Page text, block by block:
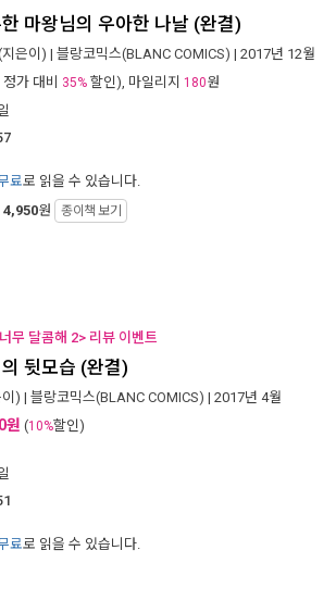
마왕님의 우아한 나날 (완결)
은이) | 블랑코믹스(BLANC COMICS) | 2017년 12월
가 대비 35% 할인), 마일리지 180원
료로 읽을 수 있습니다.
4,950원 종이책 보기
무 달콤해 2> 리뷰 이벤트
뒷모습 (완결)
) | 블랑코믹스(BLANC COMICS) | 2017년 4월
원 (10%할인)
료로 읽을 수 있습니다.